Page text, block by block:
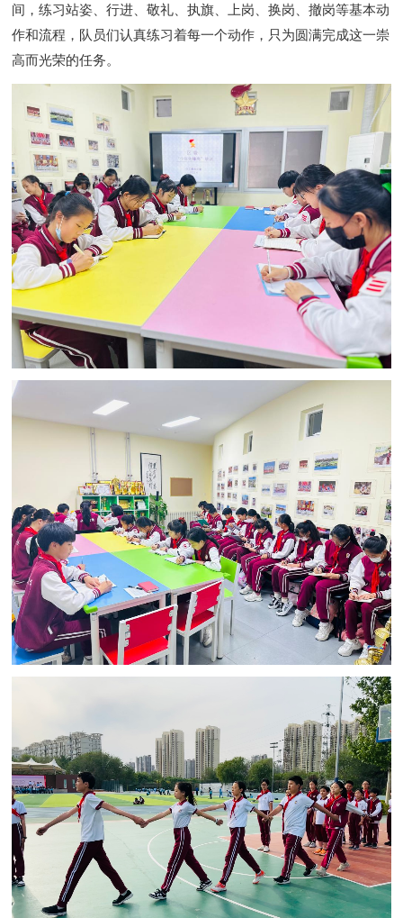
间，练习站姿、行进、敬礼、执旗、上岗、换岗、撤岗等基本动
作和流程，队员们认真练习着每一个动作，只为圆满完成这一崇
高而光荣的任务。